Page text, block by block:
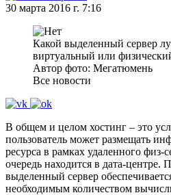
30 марта 2016 г. 7:16
Какой выделенный сервер
виртуальный или
Автор фото: Мегатюмень
Все новости
В общем и целом хостинг – это
пользователь может размещать
ресурса в рамках удаленного физ-
очередь находится в дата-центре.
выделенный сервер
необходимым количеством